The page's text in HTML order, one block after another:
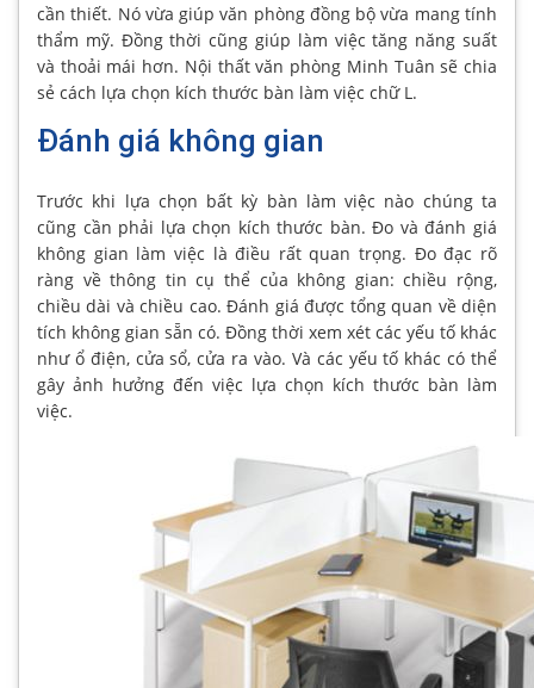
cần thiết. Nó vừa giúp văn phòng đồng bộ vừa mang tính
thẩm mỹ. Đồng thời cũng giúp làm việc tăng năng suất
và thoải mái hơn. Nội thất văn phòng Minh Tuân sẽ chia
sẻ cách lựa chọn kích thước bàn làm việc chữ L.
Đánh giá không gian
Trước khi lựa chọn bất kỳ bàn làm việc nào chúng ta
cũng cần phải lựa chọn kích thước bàn. Đo và đánh giá
không gian làm việc là điều rất quan trọng. Đo đạc rõ
ràng về thông tin cụ thể của không gian: chiều rộng,
chiều dài và chiều cao. Đánh giá được tổng quan về diện
tích không gian sẵn có. Đồng thời xem xét các yếu tố khác
như ổ điện, cửa sổ, cửa ra vào. Và các yếu tố khác có thể
gây ảnh hưởng đến việc lựa chọn kích thước bàn làm
việc.